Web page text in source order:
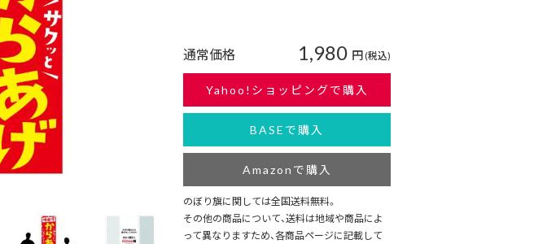
通常価格 1,980 円(税込)
Yahoo!ショッピングで購入
BASEで購入
Amazonで購入
のぼり旗に関しては全国送料無料。
その他の商品について、送料は地域や商品によ
って異なりますため、各商品ページに記載して